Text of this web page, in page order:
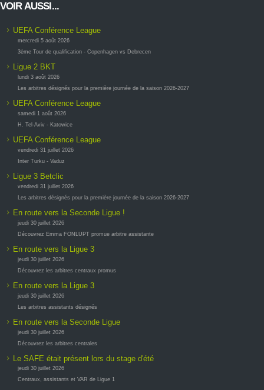
VOIR AUSSI...
UEFA Conférence League
mercredi 5 août 2026
3ème Tour de qualification - Copenhagen vs Debrecen
Ligue 2 BKT
lundi 3 août 2026
Les arbitres désignés pour la première journée de la saison 2026-2027
UEFA Conférence League
samedi 1 août 2026
H. Tel-Aviv - Katowice
UEFA Conférence League
vendredi 31 juillet 2026
Inter Turku - Vaduz
Ligue 3 Betclic
vendredi 31 juillet 2026
Les arbitres désignés pour la première journée de la saison 2026-2027
En route vers la Seconde Ligue !
jeudi 30 juillet 2026
Découvrez Emma FONLUPT promue arbitre assistante
En route vers la Ligue 3
jeudi 30 juillet 2026
Découvrez les arbitres centraux promus
En route vers la Ligue 3
jeudi 30 juillet 2026
Les arbitres assistants désignés
En route vers la Seconde Ligue
jeudi 30 juillet 2026
Découvrez les arbitres centrales
Le SAFE était présent lors du stage d'été
jeudi 30 juillet 2026
Centraux, assistants et VAR de Ligue 1